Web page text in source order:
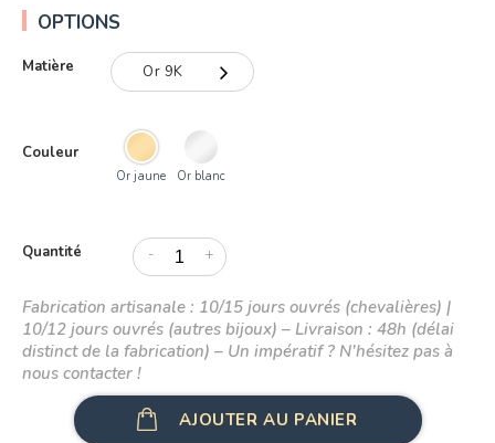
OPTIONS
Matière Or 9K
Or 18K
Couleur
Or jaune Or blanc
Quantité - +
Fabrication artisanale : 10/15 jours ouvrés (chevalières) |
10/12 jours ouvrés (autres bijoux) – Livraison : 48h (délai
distinct de la fabrication) – Un impératif ? N’hésitez pas à
nous contacter !
AJOUTER AU PANIER